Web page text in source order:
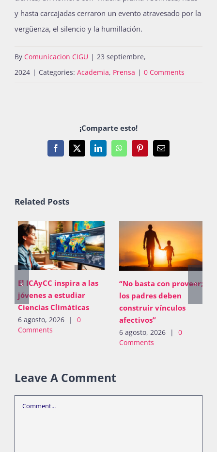
y hasta carcajadas cerraron un evento atravesado por la
vergüenza, el silencio y la humillación.
By Comunicacion CIGU | 23 septiembre,
2024 | Categories: Academia, Prensa | 0 Comments
¡Comparte esto!
Facebook
X LinkedInWhatsAppPinterestEmail
Related Posts
El ICAyCC inspira a las
jóvenes a estudiar
Ciencias Climáticas
6 agosto, 2026
0
Comments
“No basta con proveer;
los padres deben
construir vínculos
afectivos”
6 agosto, 2026
0
Comments
Leave A Comment
Comment